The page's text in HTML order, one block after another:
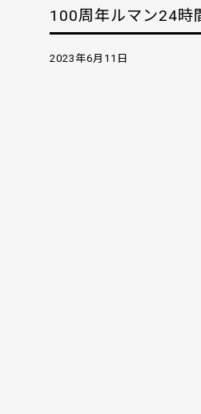
100周年ルマン24時
2023年6月11日